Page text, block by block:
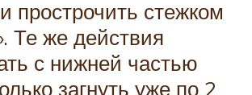
прострочить стежком
Те же действия
с нижней частью
загнуть уже по 2